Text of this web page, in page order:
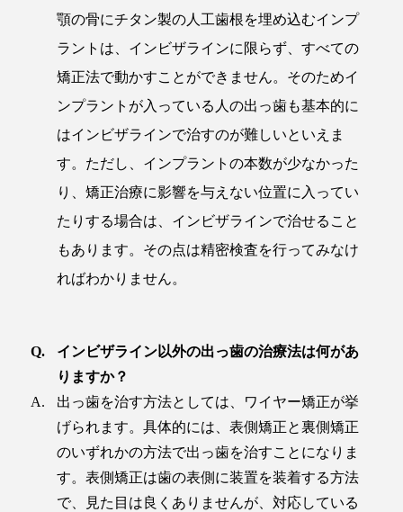
顎の骨にチタン製の人工歯根を埋め込むインプ
ラントは、インビザラインに限らず、すべての
矯正法で動かすことができません。そのためイ
ンプラントが入っている人の出っ歯も基本的に
はインビザラインで治すのが難しいといえま
す。ただし、インプラントの本数が少なかった
り、矯正治療に影響を与えない位置に入ってい
たりする場合は、インビザラインで治せること
もあります。その点は精密検査を行ってみなけ
ればわかりません。
インビザライン以外の出っ歯の治療法は何があ
りますか？
出っ歯を治す方法としては、ワイヤー矯正が挙
げられます。具体的には、表側矯正と裏側矯正
のいずれかの方法で出っ歯を治すことになりま
す。表側矯正は歯の表側に装置を装着する方法
で、見た目は良くありませんが、対応している